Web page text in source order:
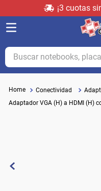
¡3 cuotas
Buscar notebooks, placas
Conectividad
Adaptador VGA (H) a HDMI (H)